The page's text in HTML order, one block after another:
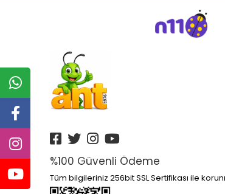
%100 Güvenli Ödeme
Tüm bilgileriniz 256bit SSL Sertifikası ile